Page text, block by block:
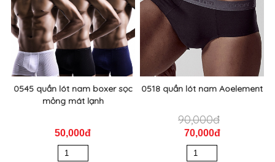
0545 quần lót nam boxer sọc
mỏng mát lạnh
50,000đ
0518 quần lót nam Aoelement
90,000đ
70,000đ